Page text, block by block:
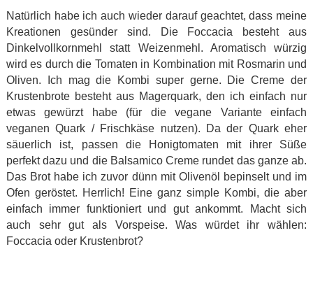
Natürlich habe ich auch wieder darauf geachtet, dass meine
Kreationen gesünder sind. Die Foccacia besteht aus
Dinkelvollkornmehl statt Weizenmehl. Aromatisch würzig
wird es durch die Tomaten in Kombination mit Rosmarin und
Oliven. Ich mag die Kombi super gerne. Die Creme der
Krustenbrote besteht aus Magerquark, den ich einfach nur
etwas gewürzt habe (für die vegane Variante einfach
veganen Quark / Frischkäse nutzen). Da der Quark eher
säuerlich ist, passen die Honigtomaten mit ihrer Süße
perfekt dazu und die Balsamico Creme rundet das ganze ab.
Das Brot habe ich zuvor dünn mit Olivenöl bepinselt und im
Ofen geröstet. Herrlich! Eine ganz simple Kombi, die aber
einfach immer funktioniert und gut ankommt. Macht sich
auch sehr gut als Vorspeise. Was würdet ihr wählen:
Foccacia oder Krustenbrot?